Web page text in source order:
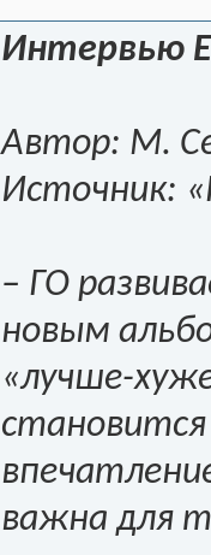
Интервью
Автор: М.
Источник:
– ГО
новым
«лучше-
важна для